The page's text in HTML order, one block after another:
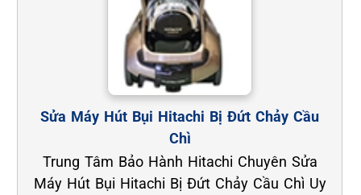
Sửa Máy Hút Bụi Hitachi Bị Đứt Chảy Cầu
Chì
Trung Tâm Bảo Hành Hitachi Chuyên Sửa
Máy Hút Bụi Hitachi Bị Đứt Chảy Cầu Chì Uy